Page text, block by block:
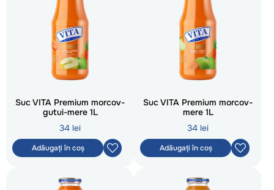
Suc VITA Premium morcov-
gutui-mere 1L
34 lei
Adăugați în coș
Suc VITA Premium morcov-
mere 1L
34 lei
Adăugați în coș